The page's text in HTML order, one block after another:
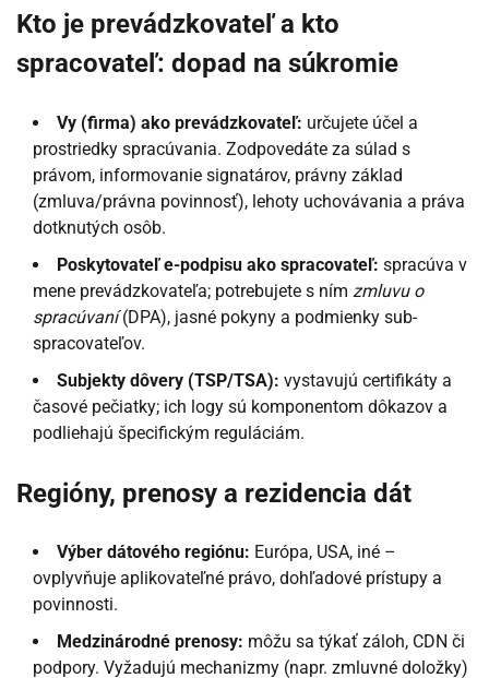
Kto je prevádzkovateľ a kto
spracovateľ: dopad na súkromie
Vy (firma) ako prevádzkovateľ: určujete účel a
prostriedky spracúvania. Zodpovedáte za súlad s
právom, informovanie signatárov, právny základ
(zmluva/právna povinnosť), lehoty uchovávania a práva
dotknutých osôb.
Poskytovateľ e-podpisu ako spracovateľ: spracúva v
mene prevádzkovateľa; potrebujete s ním zmluvu o
spracúvaní(DPA), jasné pokyny a podmienky sub-
spracovateľov.
Subjekty dôvery (TSP/TSA): vystavujú certifikáty a
časové pečiatky; ich logy sú komponentom dôkazov a
podliehajú špecifickým reguláciám.
Regióny, prenosy a rezidencia dát
Výber dátového regiónu: Európa, USA, iné –
ovplyvňuje aplikovateľné právo, dohľadové prístupy a
povinnosti.
Medzinárodné prenosy: môžu sa týkať záloh, CDN či
podpory. Vyžadujú mechanizmy (napr. zmluvné doložky)